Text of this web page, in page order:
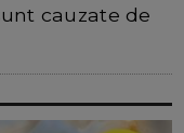
cauzate de